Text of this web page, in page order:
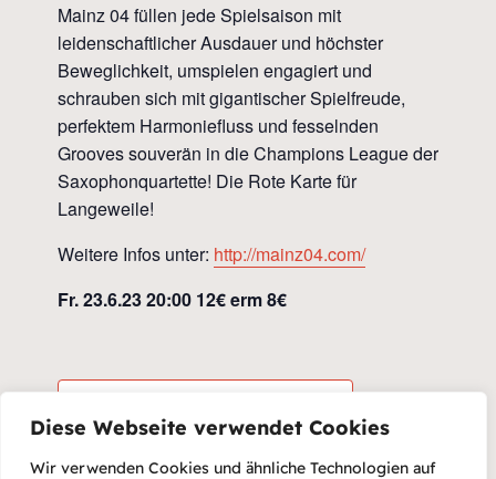
Diese Webseite verwendet Cookies
Wir verwenden Cookies und ähnliche Technologien auf
Mainz 04 füllen jede Spielsaison mit
leidenschaftlicher Ausdauer und höchster
Beweglichkeit, umspielen engagiert und
schrauben sich mit gigantischer Spielfreude,
perfektem Harmoniefluss und fesselnden
Grooves souverän in die Champions League der
Saxophonquartette! Die Rote Karte für
Langeweile!
Weitere Infos unter: http://mainz04.com/
Fr. 23.6.23 20:00 12€ erm 8€